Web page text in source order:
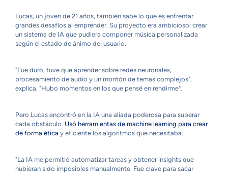
Lucas, un joven de 21 años, también sabe lo que es enfrentar
grandes desafíos al emprender. Su proyecto era ambicioso: crear
un sistema de IA que pudiera componer música personalizada
según el estado de ánimo del usuario.
"Fue duro, tuve que aprender sobre redes neuronales,
procesamiento de audio y un montón de temas complejos",
explica. "Hubo momentos en los que pensé en rendirme".
Pero Lucas encontró en la IA una aliada poderosa para superar
cada obstáculo. Usó herramientas de machine learning para crear
de forma ética y eficiente los algoritmos que necesitaba.
"La IA me permitió automatizar tareas y obtener insights que
hubieran sido imposibles manualmente. Fue clave para sacar